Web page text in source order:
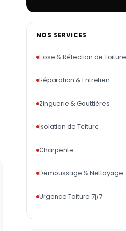
NOS SERVICES
Pose & Réfection de Toiture
Réparation & Entretien
Zinguerie & Gouttières
Isolation de Toiture
Charpente
Démoussage & Nettoyage
Urgence Toiture 7j/7